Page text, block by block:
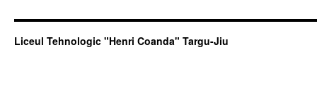
Liceul Tehnologic "Henri Coanda" Targu-Jiu